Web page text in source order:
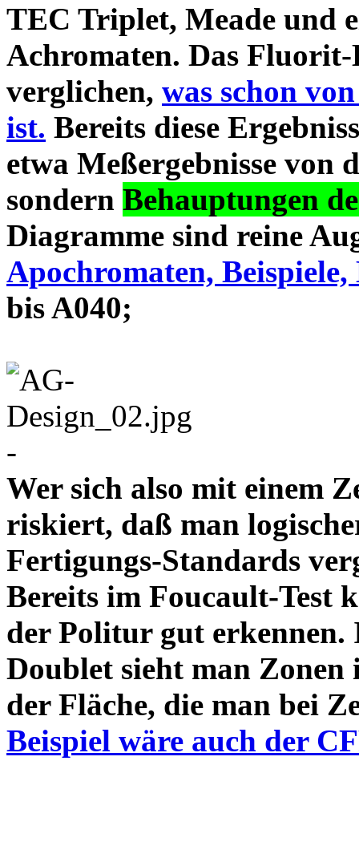
TEC Triplet, Meade und
Achromaten. Das
verglichen, was schon
ist. Bereits diese
etwa Meßergebnisse von
sondern Behauptungen
Diagramme sind reine
Apochromaten, Beispiele,
bis A040;
-
Wer sich also mit einem
riskiert, daß man
Fertigungs-Standards
Bereits im Foucault-Test
der Politur gut
Doublet sieht man Zonen
der Fläche, die man bei
Beispiel wäre auch der